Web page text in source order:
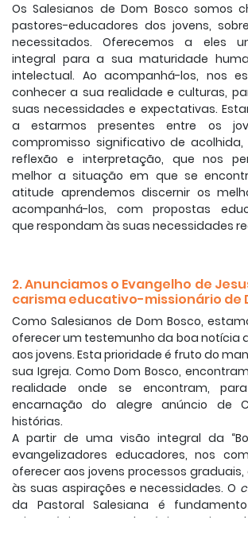
Os Salesianos de Dom Bosco somos
pastores-educadores dos jovens,
necessitados. Oferecemos a eles
integral para a sua maturidade
intelectual. Ao acompanhá-los, nos
conhecer a sua realidade e culturas,
suas necessidades e expectativas.
a estarmos presentes entre os
compromisso significativo de acolhida,
reflexão e interpretação, que nos
melhor a situação em que se
atitude aprendemos discernir os
acompanhá-los, com propostas
que respondam às suas necessidades
2. Anunciamos o Evangelho de
carisma educativo-missionário de
Como Salesianos de Dom Bosco,
oferecer um testemunho da boa notícia
aos jovens. Esta prioridade é fruto do
sua Igreja. Como Dom Bosco,
realidade onde se encontram,
encarnação do alegre anúncio de
histórias.
A partir de uma visão integral da
evangelizadores educadores, nos
oferecer aos jovens processos
às suas aspirações e necessidades. O
da Pastoral Salesiana é
mistagógicos e pedagógicos